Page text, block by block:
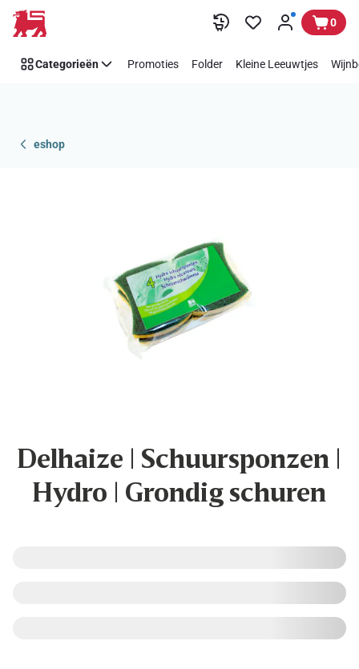
Overslaan 0
Categorieën Promoties Folder Kleine Leeuwtjes
eshop
Delhaize | Schuursponzen |
Hydro | Grondig schuren